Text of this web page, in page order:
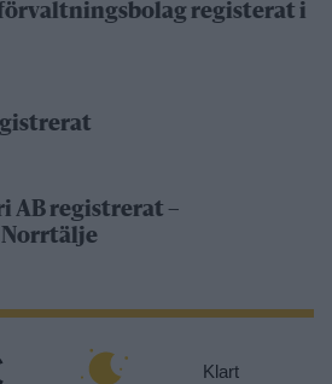
registerat i
AB registrerat –
Klart